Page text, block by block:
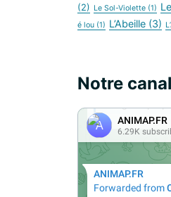
(2) Le Sol-Violette (1)
é lou (1) L’Abeille (3)
Notre